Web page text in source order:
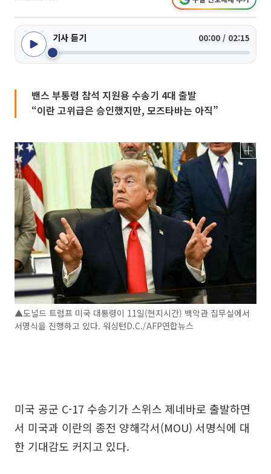
기사 듣기 00:00 / 02:15
밴스 부통령 참석 지원용 수송기 4대 출발
“이란 고위급은 승인했지만, 모즈타바는 아직”
▲도널드 트럼프 미국 대통령이 11일(현지시간) 백악관 집무실에서
서명식을 진행하고 있다. 워싱턴D.C./AFP연합뉴스
미국 공군 C-17 수송기가 스위스 제네바로 출발하면
서 미국과 이란의 종전 양해각서(MOU) 서명식에 대
한 기대감도 커지고 있다.